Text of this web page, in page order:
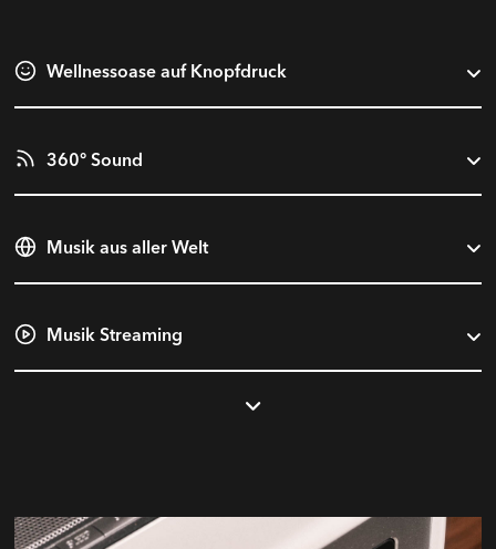
Wellnessoase auf Knopfdruck
360° Sound
Musik aus aller Welt
Musik Streaming